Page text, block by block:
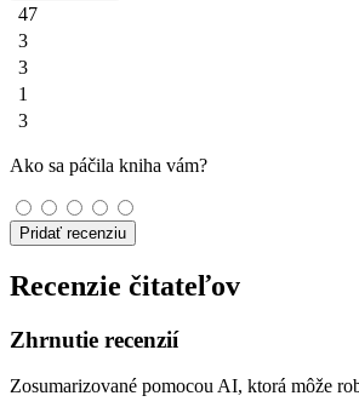
47
3
3
1
3
Ako sa páčila kniha vám?
Pridať recenziu
Recenzie čitateľov
Zhrnutie recenzií
Zosumarizované pomocou AI, ktorá môže